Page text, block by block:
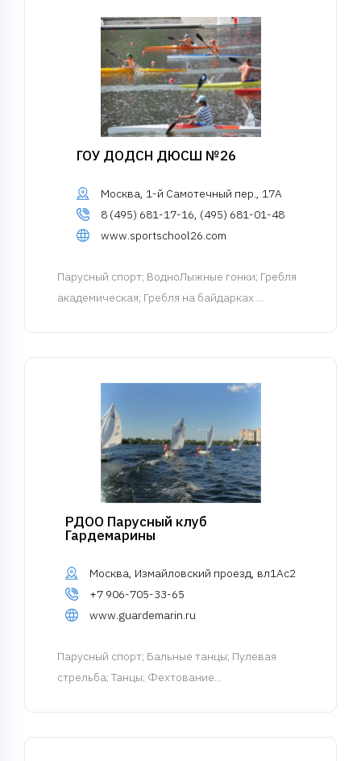
ГОУ ДОДСН ДЮСШ №26
Москва, 1-й Самотечный пер., 17А
8 (495) 681-17-16, (495) 681-01-48
www.sportschool26.com
Парусный спорт; ВодноЛыжные гонки; Гребля
академическая; Гребля на байдарках ...
РДОО Парусный клуб
Гардемарины
Москва, Измайловский проезд, вл1Ас2
+7 906-705-33-65
www.guardemarin.ru
Парусный спорт; Бальные танцы; Пулевая
стрельба; Танцы; Фехтование...